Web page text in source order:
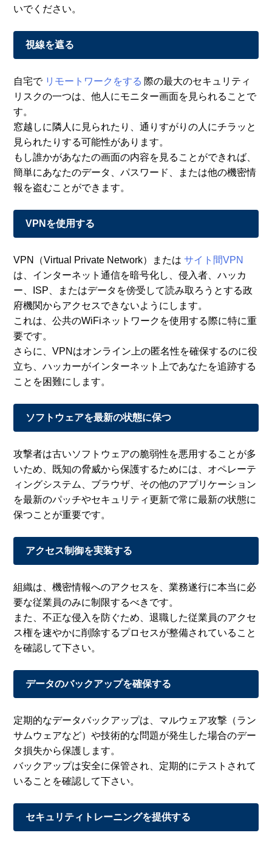
いでください。
視線を遮る
自宅で リモートワークをする 際の最大のセキュリティ
リスクの一つは、他人にモニター画面を見られることで
す。
窓越しに隣人に見られたり、通りすがりの人にチラッと
見られたりする可能性があります。
もし誰かがあなたの画面の内容を見ることができれば、
簡単にあなたのデータ、パスワード、または他の機密情
報を盗むことができます。
VPNを使用する
VPN（Virtual Private Network）または サイト間VPN
は、インターネット通信を暗号化し、侵入者、ハッカ
ー、ISP、またはデータを傍受して読み取ろうとする政
府機関からアクセスできないようにします。
これは、公共のWiFiネットワークを使用する際に特に重
要です。
さらに、VPNはオンライン上の匿名性を確保するのに役
立ち、ハッカーがインターネット上であなたを追跡する
ことを困難にします。
ソフトウェアを最新の状態に保つ
攻撃者は古いソフトウェアの脆弱性を悪用することが多
いため、既知の脅威から保護するためには、オペレーテ
ィングシステム、ブラウザ、その他のアプリケーション
を最新のパッチやセキュリティ更新で常に最新の状態に
保つことが重要です。
アクセス制御を実装する
組織は、機密情報へのアクセスを、業務遂行に本当に必
要な従業員のみに制限するべきです。
また、不正な侵入を防ぐため、退職した従業員のアクセ
ス権を速やかに削除するプロセスが整備されていること
を確認して下さい。
データのバックアップを確保する
定期的なデータバックアップは、マルウェア攻撃（ラン
サムウェアなど）や技術的な問題が発生した場合のデー
タ損失から保護します。
バックアップは安全に保管され、定期的にテストされて
いることを確認して下さい。
セキュリティトレーニングを提供する